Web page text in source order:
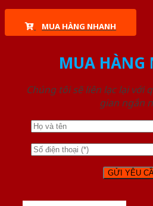
MUA HÀNG NHANH
MUA HÀNG
Chúng tôi sẽ liên lạc lại với
gian ngắn